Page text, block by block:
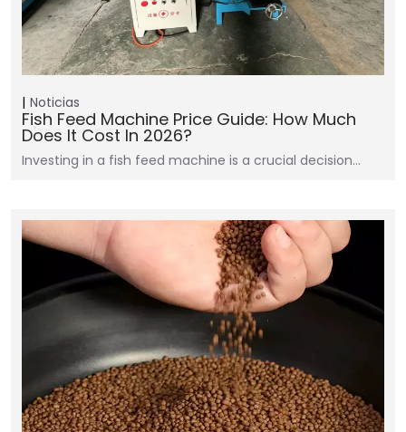
Noticias
Fish Feed Machine Price Guide: How Much
Does It Cost In 2026?
Investing in a fish feed machine is a crucial decision…